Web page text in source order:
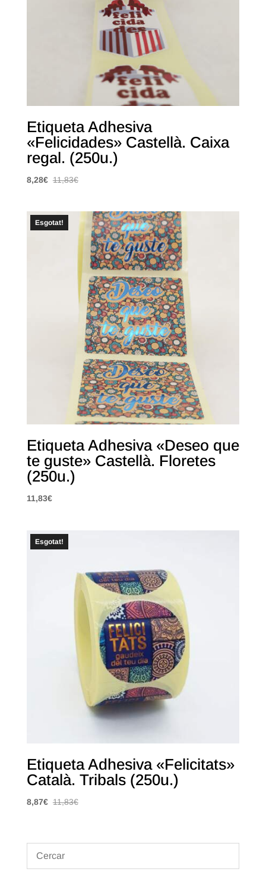
Etiqueta Adhesiva
«Felicidades» Castellà. Caixa
regal. (250u.)
8,28€ 11,83€
Esgotat!
Etiqueta Adhesiva «Deseo que
te guste» Castellà. Floretes
(250u.)
11,83€
Esgotat!
Etiqueta Adhesiva «Felicitats»
Català. Tribals (250u.)
8,87€ 11,83€